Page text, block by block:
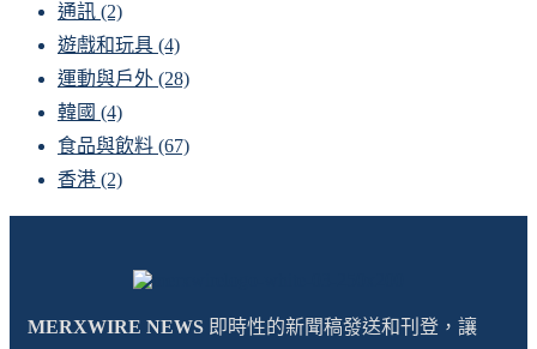
通訊 (2)
遊戲和玩具 (4)
運動與戶外 (28)
韓國 (4)
食品與飲料 (67)
香港 (2)
MERXWIRE NEWS 即時性的新聞稿發送和刊登，讓